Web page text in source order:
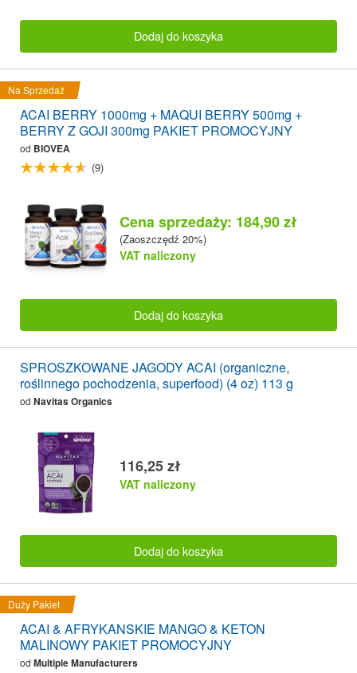
Dodaj do koszyka
Na Sprzedaż
ACAI BERRY 1000mg + MAQUI BERRY 500mg +
BERRY Z GOJI 300mg PAKIET PROMOCYJNY
od BIOVEA
(9)
Cena sprzedaży: 184,90 zł
(Zaoszczędź 20%)
VAT naliczony
Dodaj do koszyka
SPROSZKOWANE JAGODY ACAI (organiczne,
roślinnego pochodzenia, superfood) (4 oz) 113 g
od Navitas Organics
116,25 zł
VAT naliczony
Dodaj do koszyka
Duży Pakiet
ACAI & AFRYKANSKIE MANGO & KETON
MALINOWY PAKIET PROMOCYJNY
od Multiple Manufacturers